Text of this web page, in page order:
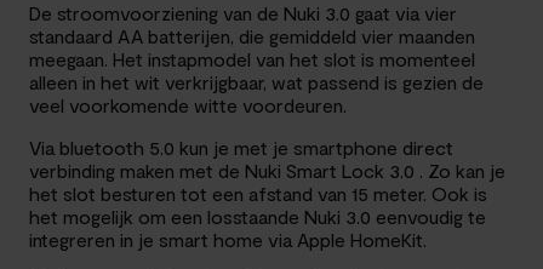
De stroomvoorziening van de Nuki 3.0 gaat via vier
standaard AA batterijen, die gemiddeld vier maanden
meegaan. Het instapmodel van het slot is momenteel
alleen in het wit verkrijgbaar, wat passend is gezien de
veel voorkomende witte voordeuren.
Via bluetooth 5.0 kun je met je smartphone direct
verbinding maken met de Nuki Smart Lock 3.0 . Zo kan je
het slot besturen tot een afstand van 15 meter. Ook is
het mogelijk om een losstaande Nuki 3.0 eenvoudig te
integreren in je smart home via Apple HomeKit.